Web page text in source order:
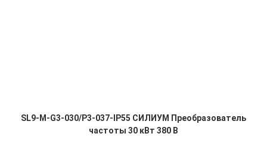
SL9-M-G3-030/P3-037-IP55 СИЛИУМ Преобразователь
частоты 30 кВт 380 В